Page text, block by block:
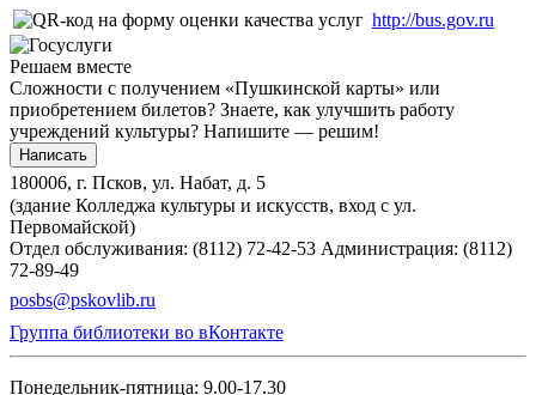
http://bus.gov.ru
Решаем вместе
Сложности с получением «Пушкинской карты» или
приобретением билетов? Знаете, как улучшить работу
учреждений культуры? Напишите — решим!
Написать
180006, г. Псков, ул. Набат, д. 5
(здание Колледжа культуры и искусств, вход с ул.
Первомайской)
Отдел обслуживания: (8112) 72-42-53 Администрация: (8112)
72-89-49
posbs@pskovlib.ru
Группа библиотеки во вКонтакте
Понедельник-пятница: 9.00-17.30